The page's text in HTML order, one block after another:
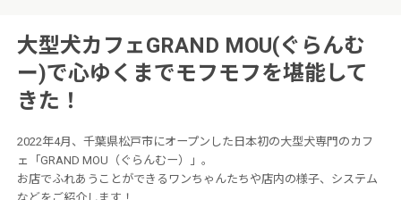
大型犬カフェGRAND MOU(ぐらんむ
ー)で心ゆくまでモフモフを堪能して
きた！
2022年4月、千葉県松戸市にオープンした日本初の大型犬専門のカフ
ェ「GRAND MOU（ぐらんむー）」。
お店でふれあうことができるワンちゃんたちや店内の様子、システム